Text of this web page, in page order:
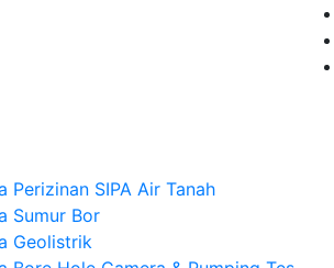
Perizinan SIPA Air Tanah
Sumur Bor
Geolistrik